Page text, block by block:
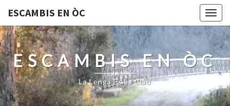
ESCAMBIS EN ÒC
ESCAMBIS EN ÒC
La Lenga Es La Clau